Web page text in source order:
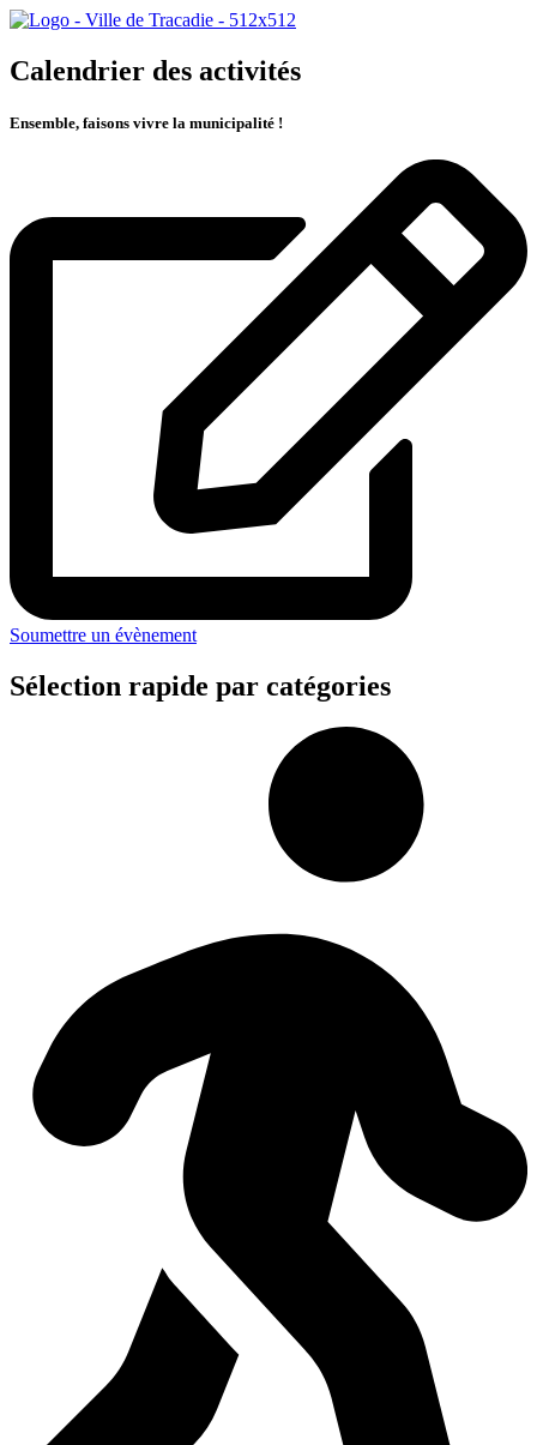
Calendrier des activités
Ensemble, faisons vivre la municipalité !
Soumettre un évènement
Sélection rapide par catégories